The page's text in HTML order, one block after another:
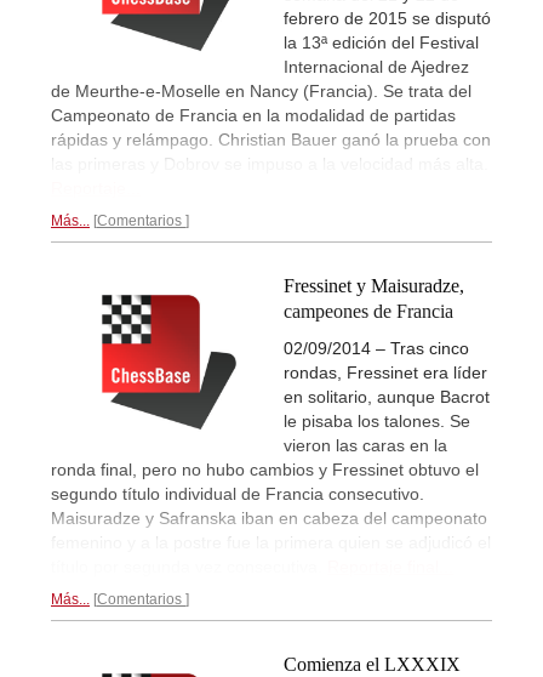
febrero de 2015 se disputó
la 13ª edición del Festival
Internacional de Ajedrez
de Meurthe-e-Moselle en Nancy (Francia). Se trata del
Campeonato de Francia en la modalidad de partidas
rápidas y relámpago. Christian Bauer ganó la prueba con
las primeras y Dobrov se impuso a la velocidad más alta.
Más... Comentarios
Fressinet y Maisuradze,
campeones de Francia
02/09/2014 – Tras cinco
rondas, Fressinet era líder
en solitario, aunque Bacrot
le pisaba los talones. Se
vieron las caras en la
ronda final, pero no hubo cambios y Fressinet obtuvo el
segundo título individual de Francia consecutivo.
Maisuradze y Safranska iban en cabeza del campeonato
femenino y a la postre fue la primera quien se adjudicó el
Más... Comentarios
Comienza el LXXXIX